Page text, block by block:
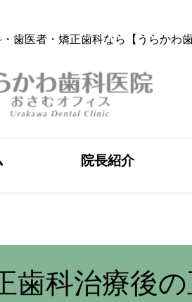
歯医者・矯正歯科なら【うらかわ歯
院長紹介
歯科治療後